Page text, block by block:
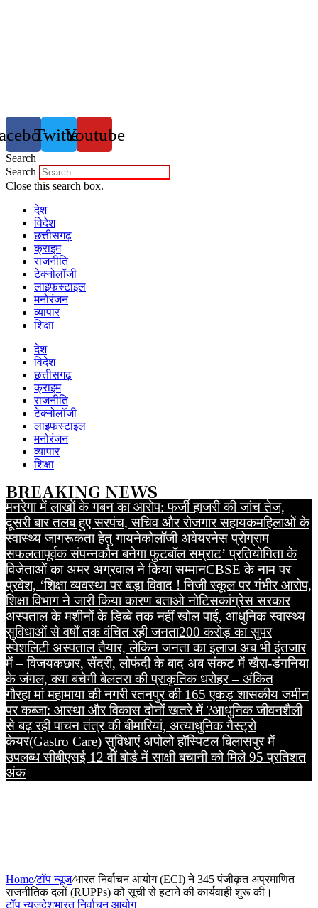
TwitterYoutube
Search
Search
Close this search box.
देश
विदेश
छत्तीसगढ़
क्राइम
राजनीति
टेक्नोलॉजी
लाइफस्टाइल
मनोरंजन
व्यापार
शिक्षा
देश
विदेश
छत्तीसगढ़
क्राइम
राजनीति
टेक्नोलॉजी
लाइफस्टाइल
मनोरंजन
व्यापार
शिक्षा
BREAKING NEWS
मनरेगा में लाखों के गबन का आरोप: फर्जी हाजरी की जांच तेज,
दूसरी बार तलब हुए सरपंच, सचिव और रोजगार सहायकमहिलाओं के
स्वास्थ्य जागरूकता हेतु गायनेकोलॉजी अवेयरनेस प्रोग्राम
सफलतापूर्वक संपन्नकौन बनेगा फुटबॉल सम्राट’ प्रतियोगिता के
विजेताओं का अमर अग्रवाल ने किया सम्मानCBSE के नाम पर
प्रवेश, ‘शिक्षा व्यवस्था पर बड़ा विवाद ! निजी स्कूल पर गंभीर आरोप,
शिक्षा विभाग ने जारी किया कारण बताओ नोटिसकांग्रेस सरकार
अस्पताल के मशीनों के डिब्बे तक नहीं खोल पाई, आधुनिक स्वास्थ्य
सुविधाओं से वर्षों तक वंचित रही जनता200 करोड़ का सुपर
स्पेशलिटी अस्पताल तैयार, लेकिन जनता का इलाज अब भी इंतजार
में – विजयकछार, सेंदरी, लोफंदी के बाद अब संकट में खैरा-डंगनिया
के जंगल, क्या बचेगी बेलतरा की प्राकृतिक धरोहर – अंकित
गौरहामां महामाया की नगरी रतनपुर की 165 एकड़ शासकीय जमीन
पर कब्जा: आस्था और विकास दोनों खतरे में ?आधुनिक जीवनशैली
से बढ़ रही पाचन तंत्र की बीमारियां, अत्याधुनिक गैस्ट्रो
केयर(Gastro Care) सुविधाएं अपोलो हॉस्पिटल बिलासपुर में
उपलब्धसीबीएसई 12 वीं बोर्ड में साक्षी बचानी को मिले 95 प्रतिशत
अंक
Home/टॉप न्यूज/भारत निर्वाचन आयोग (ECI) ने 345 पंजीकृत अप्रमाणित
राजनीतिक दलों (RUPPs) को सूची से हटाने की कार्यवाही शुरू की।
टॉप न्यूजदेशभारत निर्वाचन आयोग